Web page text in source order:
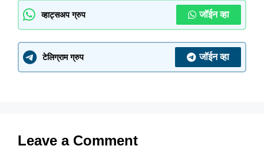
व्हाट्सअप ग्रुप जॉईन व्हा
टेलिग्राम ग्रुप जॉईन व्हा
Leave a Comment